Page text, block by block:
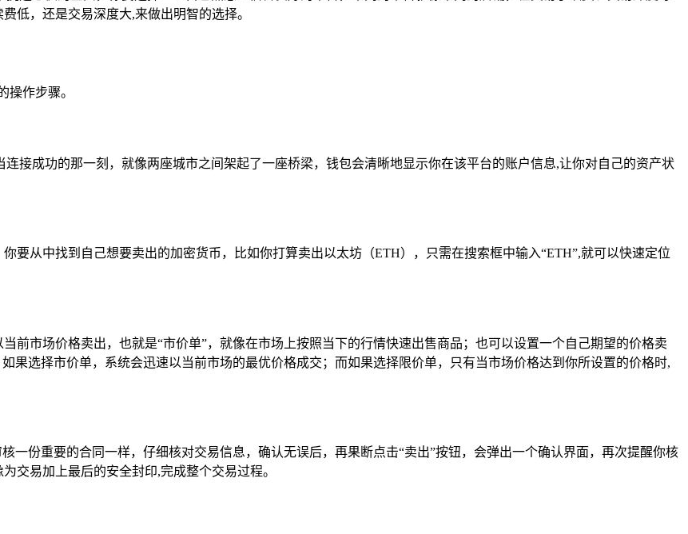
低，还是交易深度大,来做出明智的选择。
操作步骤。
接成功的那一刻，就像两座城市之间架起了一座桥梁，钱包会清晰地显示你在该平台的账户信息,让你对自己的资产状
要从中找到自己想要卖出的加密货币，比如你打算卖出以太坊（ETH），只需在搜索框中输入“ETH”,就可以快速定位
前市场价格卖出，也就是“市价单”，就像在市场上按照当下的行情快速出售商品；也可以设置一个自己期望的价格卖
果选择市价单，系统会迅速以当前市场的最优价格成交；而如果选择限价单，只有当市场价格达到你所设置的价格时,
一份重要的合同一样，仔细核对交易信息，确认无误后，再果断点击“卖出”按钮，会弹出一个确认界面，再次提醒你核
交易加上最后的安全封印,完成整个交易过程。